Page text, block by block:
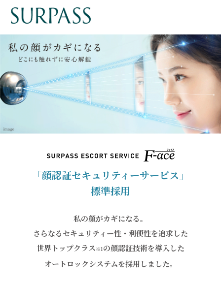
「顔認証セキュリティーサービス」
標準採用
私の顔がカギになる。
さらなるセキュリティー性・利便性を追求した
世界トップクラス※1の顔認証技術を導入した
オートロックシステムを採用しました。